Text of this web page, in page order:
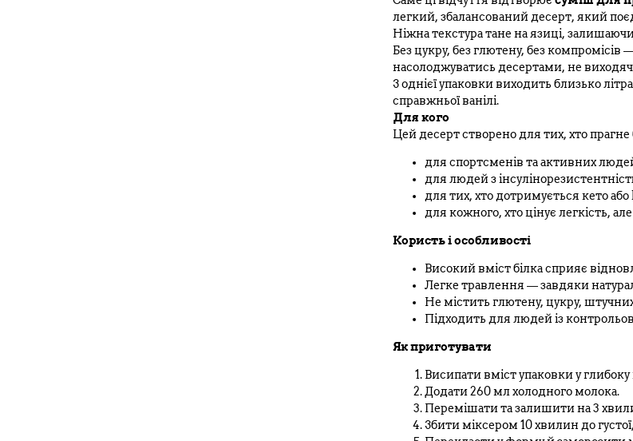
легкий, збалансований десерт, який
Ніжна текстура тане на язиці,
Без цукру, без глютену, без
насолоджуватись десертами, не
З однієї упаковки виходить близько
справжньої ванілі.
Для кого
Цей десерт створено для тих, хто
для спортсменів та активних
для людей з
для тих, хто дотримується кето
для кожного, хто цінує легкість,
Користь і особливості
Високий вміст білка сприяє
Легке травлення — завдяки
Не містить глютену, цукру,
Підходить для людей із
Як приготувати
Висипати вміст упаковки у
Додати 260 мл холодного молока.
Перемішати та залишити на 3
Збити міксером 10 хвилин до